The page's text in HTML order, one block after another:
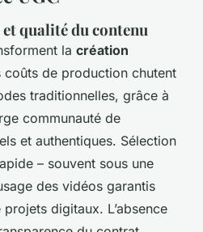
qualité du contenu
la création
coûts de production chutent
traditionnelles, grâce à
communauté de
et authentiques. Sélection
– souvent sous une
des vidéos garantis
digitaux. L’absence